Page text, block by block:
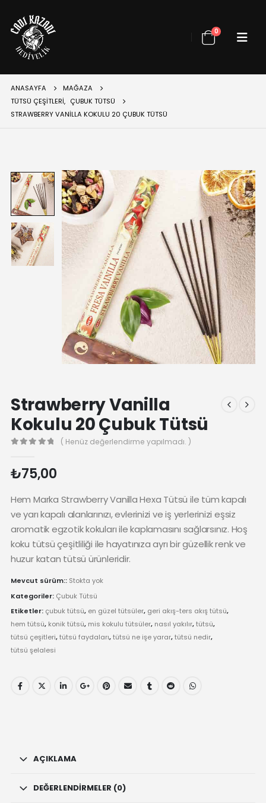
0
ANASAYFA
MAĞAZA
TÜTSÜ ÇEŞITLERI, ÇUBUK TÜTSÜ
STRAWBERRY VANILLA KOKULU 20 ÇUBUK TÜTSÜ
Strawberry Vanilla
Kokulu 20 Çubuk Tütsü
( Henüz değerlendirme yapılmadı. )
₺75,00
Hem Marka Strawberry Vanilla Hexa Tütsü ile tüm kapalı
ve yarı kapalı alanlarınızı, evlerinizi ve iş yerlerinizi eşsiz
aromatik egzotik kokuları ile kaplamasını sağlarsınız. Hoş
koku tütsü çeşitliliği ile hayatınıza ayrı bir güzellik renk ve
huzur katan tütsü ürünleridir.
Mevcut sürüm:: Stokta yok
Kategoriler: Çubuk Tütsü
Etiketler: çubuk tütsü, en güzel tütsüler, geri akış-ters akış tütsü,
hem tütsü, konik tütsü, mis kokulu tütsüler, nasıl yakılır,tütsü,
tütsü çeşitleri,tütsü faydaları,tütsü ne işe yarar,tütsü nedir,
tütsü şelalesi
AÇIKLAMA
DEĞERLENDIRMELER (0)